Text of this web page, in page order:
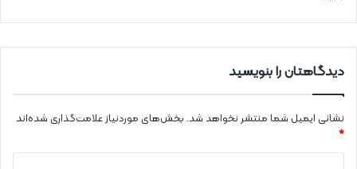
دیدگاهتان را بنویسید
نشانی ایمیل شما منتشر نخواهد شد. بخش‌های موردنیاز علامت‌گذاری شده‌اند
*